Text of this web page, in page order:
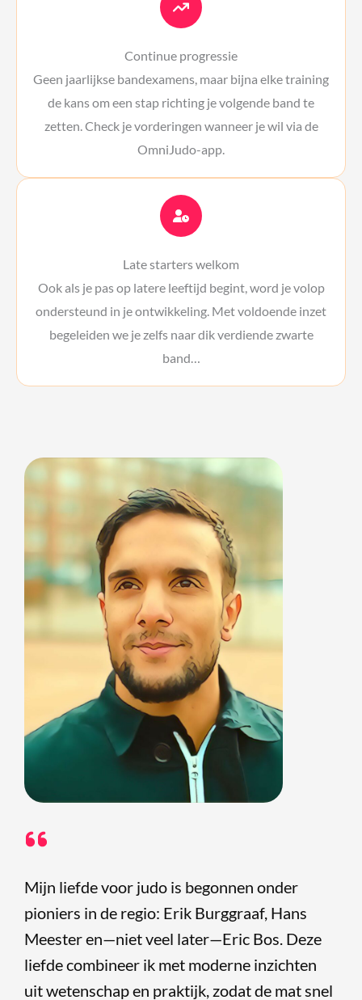
Continue progressie
Geen jaarlijkse bandexamens, maar bijna elke training
de kans om een stap richting je volgende band te
zetten. Check je vorderingen wanneer je wil via de
OmniJudo-app.
Late starters welkom
Ook als je pas op latere leeftijd begint, word je volop
ondersteund in je ontwikkeling. Met voldoende inzet
begeleiden we je zelfs naar dik verdiende zwarte
band…
Mijn liefde voor judo is begonnen onder
pioniers in de regio: Erik Burggraaf, Hans
Meester en—niet veel later—Eric Bos. Deze
liefde combineer ik met moderne inzichten
uit wetenschap en praktijk, zodat de mat snel